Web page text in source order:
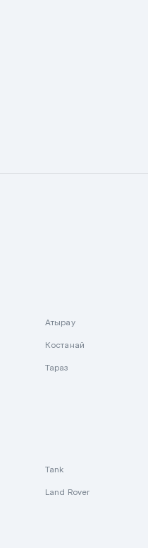
Атырау
Костанай
Тараз
Tank
Land Rover